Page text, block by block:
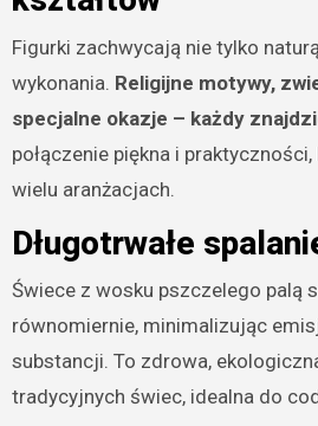
Figurki zachwycają nie tylko
wykonania. Religijne motywy,
specjalne okazje – każdy
połączenie piękna i
wielu aranżacjach.
Długotrwałe
Świece z wosku pszczelego palą
równomiernie, minimalizując
substancji. To zdrowa,
tradycyjnych świec, idealna do